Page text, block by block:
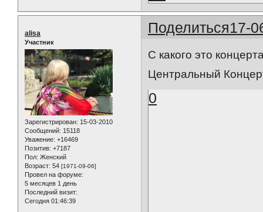
Поделиться17-
alisa
Участник
Зарегистрирован: 15-03-2010
Сообщений: 15118
Уважение: +16469
Позитив: +7187
Пол: Женский
Возраст: 54 [1971-09-06]
Провел на форуме:
5 месяцев 1 день
Последний визит:
Сегодня 01:46:39
С какого это
Центральный
0